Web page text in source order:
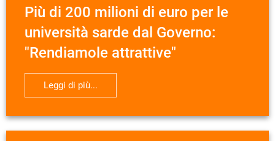
Più di 200 milioni di euro per le
università sarde dal Governo:
"Rendiamole attrattive"
Leggi di più...